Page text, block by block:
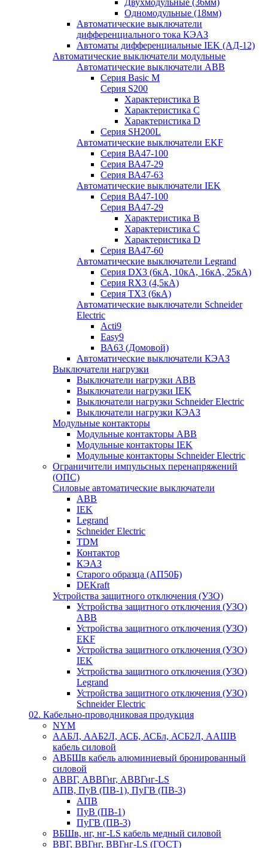
Одномодульные (18мм)
Автоматические выключатели
дифференциального тока КЭАЗ
Автоматы дифференциальные IEK (АД-12)
Автоматические выключатели модульные
Автоматические выключатели ABB
Серия Basic M
Серия S200
Характеристика B
Характеристика C
Характеристика D
Серия SH200L
Автоматические выключатели EKF
Серия ВА47-100
Серия ВА47-29
Серия ВА47-63
Автоматические выключатели IEK
Серия ВА47-100
Серия ВА47-29
Характеристика B
Характеристика C
Характеристика D
Серия ВА47-60
Автоматические выключатели Legrand
Серия DX3 (6кА, 10кА, 16кА, 25кА)
Серия RX3 (4,5кА)
Серия TX3 (6кА)
Автоматические выключатели Schneider
Electric
Acti9
Easy9
ВА63 (Домовой)
Автоматические выключатели КЭАЗ
Выключатели нагрузки
Выключатели нагрузки ABB
Выключатели нагрузки IEK
Выключатели нагрузки Schneider Electric
Выключатели нагрузки КЭАЗ
Модульные контакторы
Модульные контакторы ABB
Модульные контакторы IEK
Модульные контакторы Schneider Electric
Ограничители импульсных перенапряжений
(ОПС)
Силовые автоматические выключатели
ABB
IEK
Legrand
Schneider Electric
TDM
Контактор
КЭАЗ
Старого образца (АП50Б)
DEKraft
Устройства защитного отключения (УЗО)
Устройства защитного отключения (УЗО)
ABB
Устройства защитного отключения (УЗО)
EKF
Устройства защитного отключения (УЗО)
IEK
Устройства защитного отключения (УЗО)
Legrand
Устройства защитного отключения (УЗО)
Schneider Electric
02. Кабельно-проводниковая продукция
NYM
ААБЛ, ААБ2Л, АСБ, АСБл, АСБ2Л, ААШВ
кабель силовой
АВБШв кабель алюминиевый бронированный
силовой
АВВГ, АВВГнг, АВВГнг-LS
АПВ, ПуВ (ПВ-1), ПуГВ (ПВ-3)
АПВ
ПуВ (ПВ-1)
ПуГВ (ПВ-3)
ВБШв, нг, нг-LS кабель медный силовой
ВВГ, ВВГнг, ВВГнг-LS (ГОСТ)